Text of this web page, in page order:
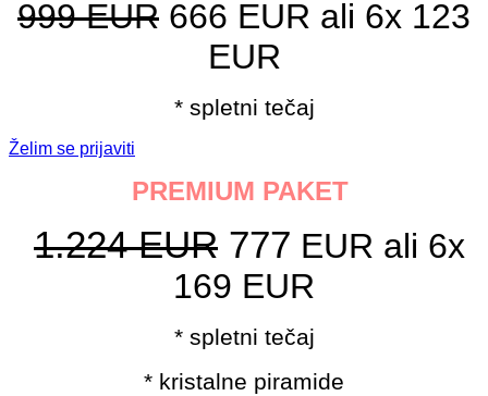
999 EUR 666 EUR ali 6x 123
EUR
* spletni tečaj
Želim se prijaviti
PREMIUM PAKET
1.224 EUR 777 EUR ali 6x
169 EUR
* spletni tečaj
* kristalne piramide